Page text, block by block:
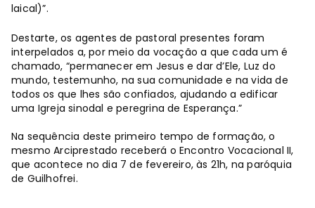
laical)”.
Destarte, os agentes de pastoral presentes foram
interpelados a, por meio da vocação a que cada um é
chamado, “permanecer em Jesus e dar d’Ele, Luz do
mundo, testemunho, na sua comunidade e na vida de
todos os que lhes são confiados, ajudando a edificar
uma Igreja sinodal e peregrina de Esperança.”
Na sequência deste primeiro tempo de formação, o
mesmo Arciprestado receberá o Encontro Vocacional II,
que acontece no dia 7 de fevereiro, às 21h, na paróquia
de Guilhofrei.